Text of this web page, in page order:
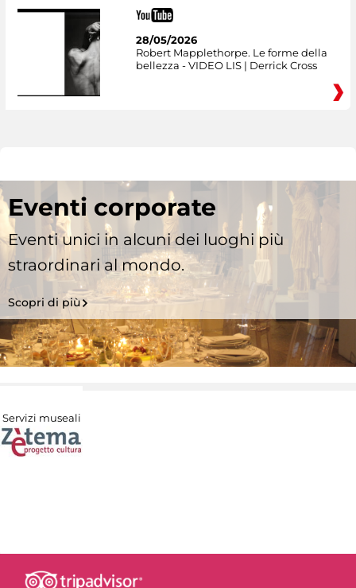
28/05/2026
Robert Mapplethorpe. Le forme della
bellezza - VIDEO LIS | Derrick Cross
Eventi corporate
Eventi unici in alcuni dei luoghi più
straordinari al mondo.
Scopri di più
Servizi museali